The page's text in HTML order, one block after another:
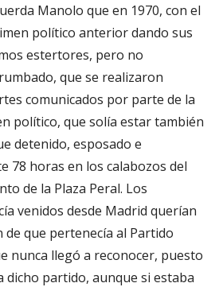
Manolo que en 1970, con el
político anterior dando sus
estertores, pero no
que se realizaron
comunicados por parte de la
político, que solía estar también
detenido, esposado e
78 horas en los calabozos del
de la Plaza Peral. Los
venidos desde Madrid querían
de que pertenecía al Partido
nunca llegó a reconocer, puesto
dicho partido, aunque si estaba